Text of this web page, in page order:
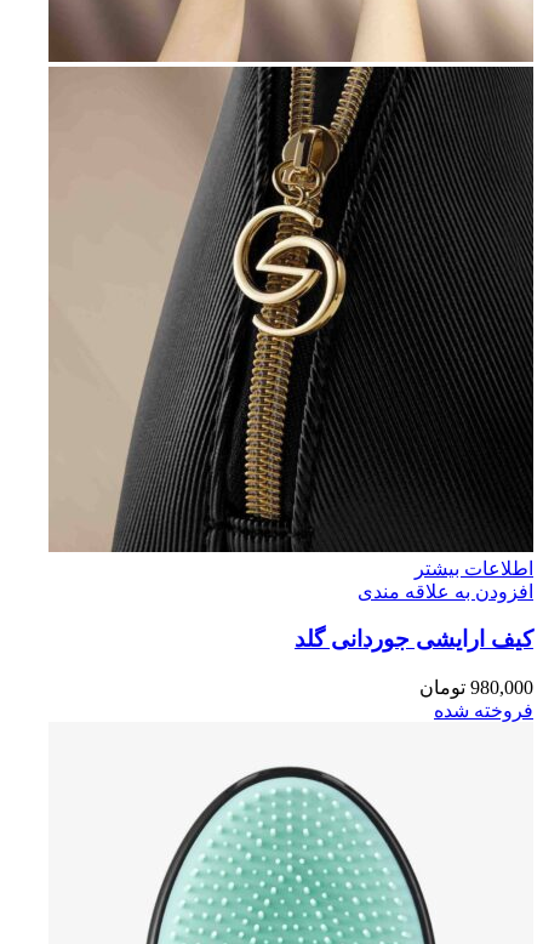
اطلاعات بیشتر
افزودن به علاقه مندی
کیف ارایشی جوردانی گلد
980,000 تومان
فروخته شده